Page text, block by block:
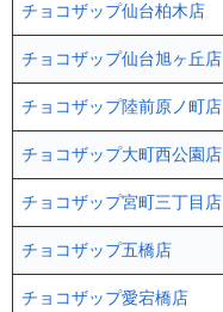
チョコザップ仙台柏木店
チョコザップ仙台旭ヶ丘店
チョコザップ陸前原ノ町店
チョコザップ大町西公園店
チョコザップ宮町三丁目店
チョコザップ五橋店
チョコザップ愛宕橋店